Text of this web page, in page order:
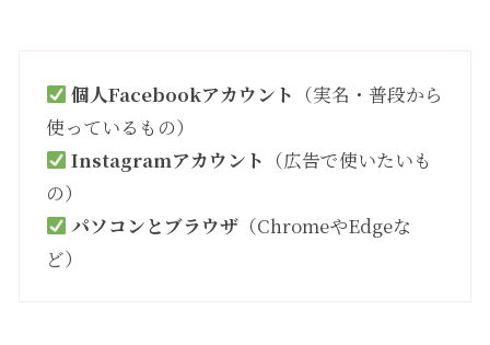
個人Facebookアカウント （実名・普段から
使っているもの）
Instagramアカウント （広告で使いたいも
の）
パソコンとブラウザ（ChromeやEdgeな
ど）